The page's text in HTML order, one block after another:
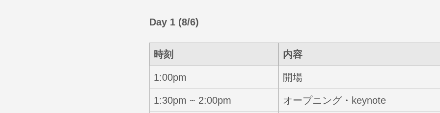
Day 1 (8/6)
時刻 内容
1:00pm 開場
1:30pm ~ 2:00pm オープニング・keynote